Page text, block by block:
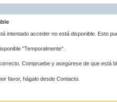
intentado acceder no está disponible. Esto
"Temporalmente".
Compruebe y asegúrese de que está
favor, hágalo desde Contacto.